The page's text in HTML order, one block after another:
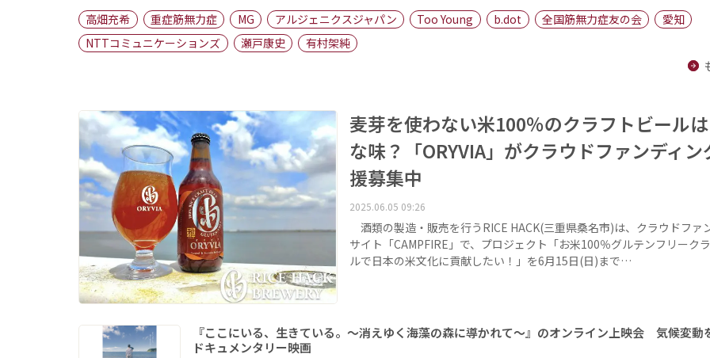
地域
棋王戦
高畑充希 重症筋無力症 MG アルジェニクスジャパン Too Young b.dot 全国筋無力症友の会
愛知
NTTコミュニケーションズ
瀬戸康史
有村架純
麦芽を使わない米100％のクラフトビール
な味？「ORYVIA」がクラウドファンディン
援募集中
2025.06.05 09:26
酒類の製造・販売を行うRICE HACK(三重県桑名市)は、クラウドファ
サイト「CAMPFIRE」で、プロジェクト「お米100％グルテンフリーク
ルで日本の米文化に貢献したい！」を6月15日(日)まで…
『ここにいる、生きている。〜消えゆく海藻の森に導かれて～』のオンライン上映会 気候変動
ドキュメンタリー映画